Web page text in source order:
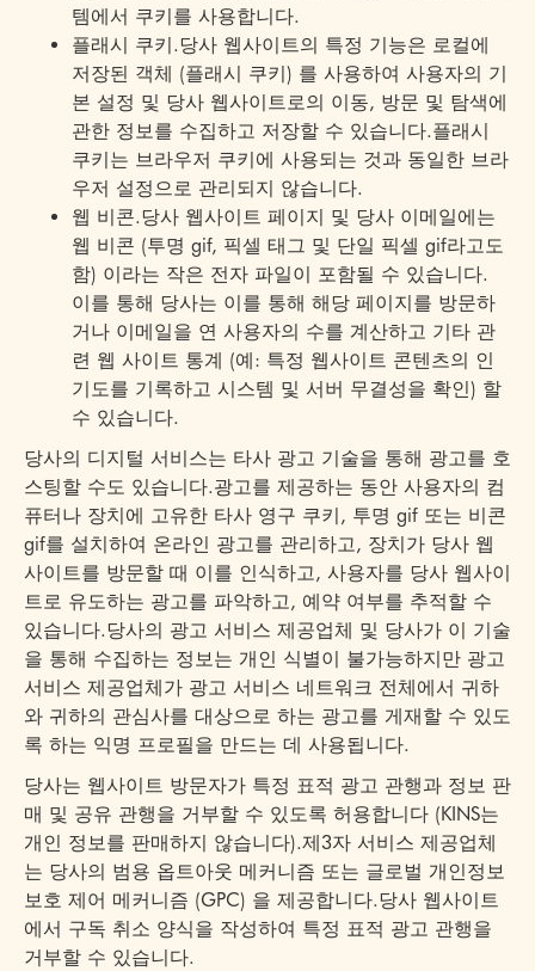
템에서 쿠키를 사용합니다.
플래시 쿠키.당사 웹사이트의 특정 기능은 로컬에
저장된 객체 (플래시 쿠키) 를 사용하여 사용자의 기
본 설정 및 당사 웹사이트로의 이동, 방문 및 탐색에
관한 정보를 수집하고 저장할 수 있습니다.플래시
쿠키는 브라우저 쿠키에 사용되는 것과 동일한 브라
우저 설정으로 관리되지 않습니다.
웹 비콘.당사 웹사이트 페이지 및 당사 이메일에는
웹 비콘 (투명 gif, 픽셀 태그 및 단일 픽셀 gif라고도
함) 이라는 작은 전자 파일이 포함될 수 있습니다.
이를 통해 당사는 이를 통해 해당 페이지를 방문하
거나 이메일을 연 사용자의 수를 계산하고 기타 관
련 웹 사이트 통계 (예: 특정 웹사이트 콘텐츠의 인
기도를 기록하고 시스템 및 서버 무결성을 확인) 할
수 있습니다.
당사의 디지털 서비스는 타사 광고 기술을 통해 광고를 호
스팅할 수도 있습니다.광고를 제공하는 동안 사용자의 컴
퓨터나 장치에 고유한 타사 영구 쿠키, 투명 gif 또는 비콘
gif를 설치하여 온라인 광고를 관리하고, 장치가 당사 웹
사이트를 방문할 때 이를 인식하고, 사용자를 당사 웹사이
트로 유도하는 광고를 파악하고, 예약 여부를 추적할 수
있습니다.당사의 광고 서비스 제공업체 및 당사가 이 기술
을 통해 수집하는 정보는 개인 식별이 불가능하지만 광고
서비스 제공업체가 광고 서비스 네트워크 전체에서 귀하
와 귀하의 관심사를 대상으로 하는 광고를 게재할 수 있도
록 하는 익명 프로필을 만드는 데 사용됩니다.
당사는 웹사이트 방문자가 특정 표적 광고 관행과 정보 판
매 및 공유 관행을 거부할 수 있도록 허용합니다 (KINS는
개인 정보를 판매하지 않습니다).제3자 서비스 제공업체
는 당사의 범용 옵트아웃 메커니즘 또는 글로벌 개인정보
보호 제어 메커니즘 (GPC) 을 제공합니다.당사 웹사이트
에서 구독 취소 양식을 작성하여 특정 표적 광고 관행을
거부할 수 있습니다.